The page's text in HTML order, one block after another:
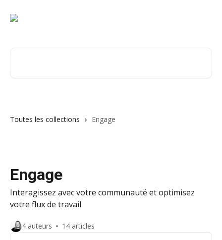
Toutes les collections Engage
Engage
Interagissez avec votre communauté et optimisez
votre flux de travail
4 auteurs 14 articles